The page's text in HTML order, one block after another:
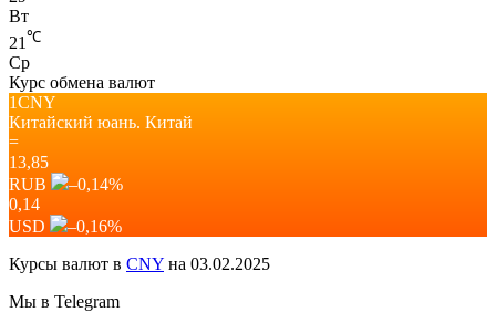
Вт
21℃
Ср
Курс обмена валют
1CNY
Китайский юань. Китай
=
13,85
RUB
–0,14%
0,14
USD
–0,16%
Курсы валют в CNY на 03.02.2025
Мы в Telegram